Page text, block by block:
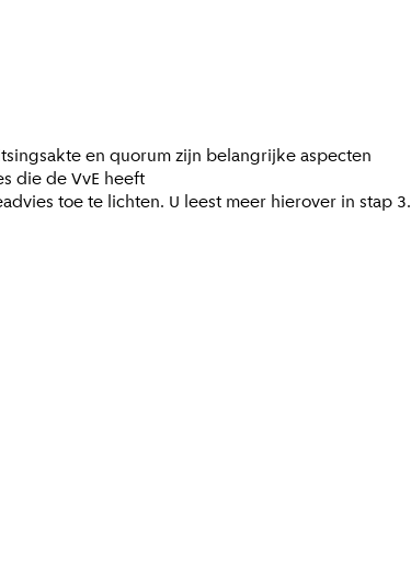
en quorum zijn belangrijke aspecten
die de VvE heeft
toe te lichten. U leest meer hierover in stap 3.